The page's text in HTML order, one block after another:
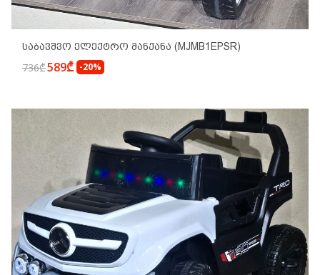
Საბავშვო Ელექტრო Მანქანა (MJMB1EPSR)
736₾589₾ -20%